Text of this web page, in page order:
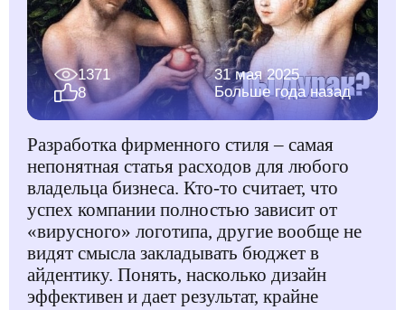
1371
8
31 мая 2025
Больше года назад
Разработка фирменного стиля – самая
непонятная статья расходов для любого
владельца бизнеса. Кто-то считает, что
успех компании полностью зависит от
«вирусного» логотипа, другие вообще не
видят смысла закладывать бюджет в
айдентику. Понять, насколько дизайн
эффективен и дает результат, крайне